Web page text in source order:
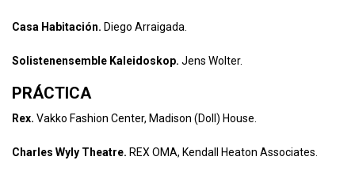
Casa Habitación. Diego Arraigada.
Solistenensemble Kaleidoskop. Jens Wolter.
PRÁCTICA
Rex. Vakko Fashion Center, Madison (Doll) House.
Charles Wyly Theatre. REX OMA, Kendall Heaton Associates.